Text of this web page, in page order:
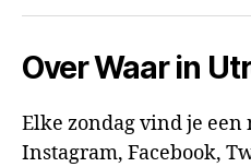
Over Waar in
Elke zondag vind je
Instagram, Facebook,